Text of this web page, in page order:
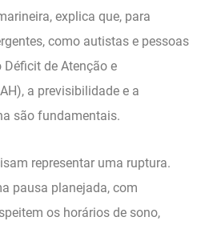
explica que, para
como autistas e pessoas
de Atenção e
a previsibilidade e a
são fundamentais.
representar uma ruptura.
pausa planejada, com
os horários de sono,